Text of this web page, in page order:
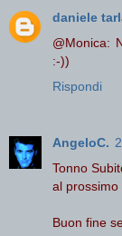
daniele
@Monica:
:-))
Rispondi
AngeloC.
Tonno
al prossimo
Buon fine